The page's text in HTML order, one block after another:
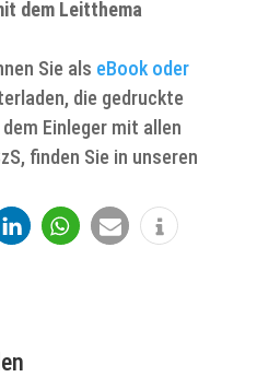
dem Leitthema
Sie als eBook oder
die gedruckte
Einleger mit allen
finden Sie in unseren